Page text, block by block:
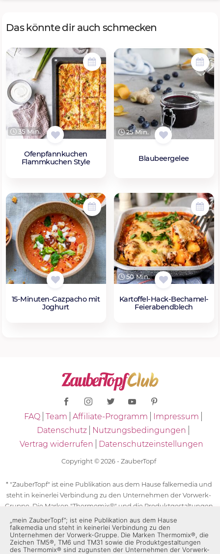
Das könnte dir auch schmecken
35 Min.
Ofenpfannkuchen
Flammkuchen Style
25 Min.
Blaubeergelee
15-Minuten-Gazpacho mit
Joghurt
50 Min.
Kartoffel-Hack-Bechamel-
Feierabendblech
FAQ Team Affiliate-Programm
Impressum
Datenschutz
Nutzungsbedingungen
Vertrag widerrufen
Datenschutzeinstellungen
Copyright © 2026 - ZauberTopf
* "ZauberTopf" ist eine Publikation aus dem Hause falkemedia und
steht in keinerlei Verbindung zu den Unternehmen der Vorwerk-
Gruppe. Die Marken "Thermomix®" und die Produktgestaltungen
des "Thermomix®" sind eingetragene Marken der Unternehmen
der Vorwerk-Gruppe. Die Marken Thermomix®, die Zeichen TM5®,
TM6 und TM31 sowie die Produktgestaltungen des Thermomix®
sind zugunsten der Unternehmen der Vorwerk-Gruppe
„mein ZauberTopf”; ist eine Publikation aus dem Hause
falkemedia und steht in keinerlei Verbindung zu den
Unternehmen der Vorwerk-Gruppe. Die Marken Thermomix®, die
Zeichen TM5®, TM6 und TM31 sowie die Produktgestaltungen
des Thermomix® sind zugunsten der Unternehmen der Vorwerk-